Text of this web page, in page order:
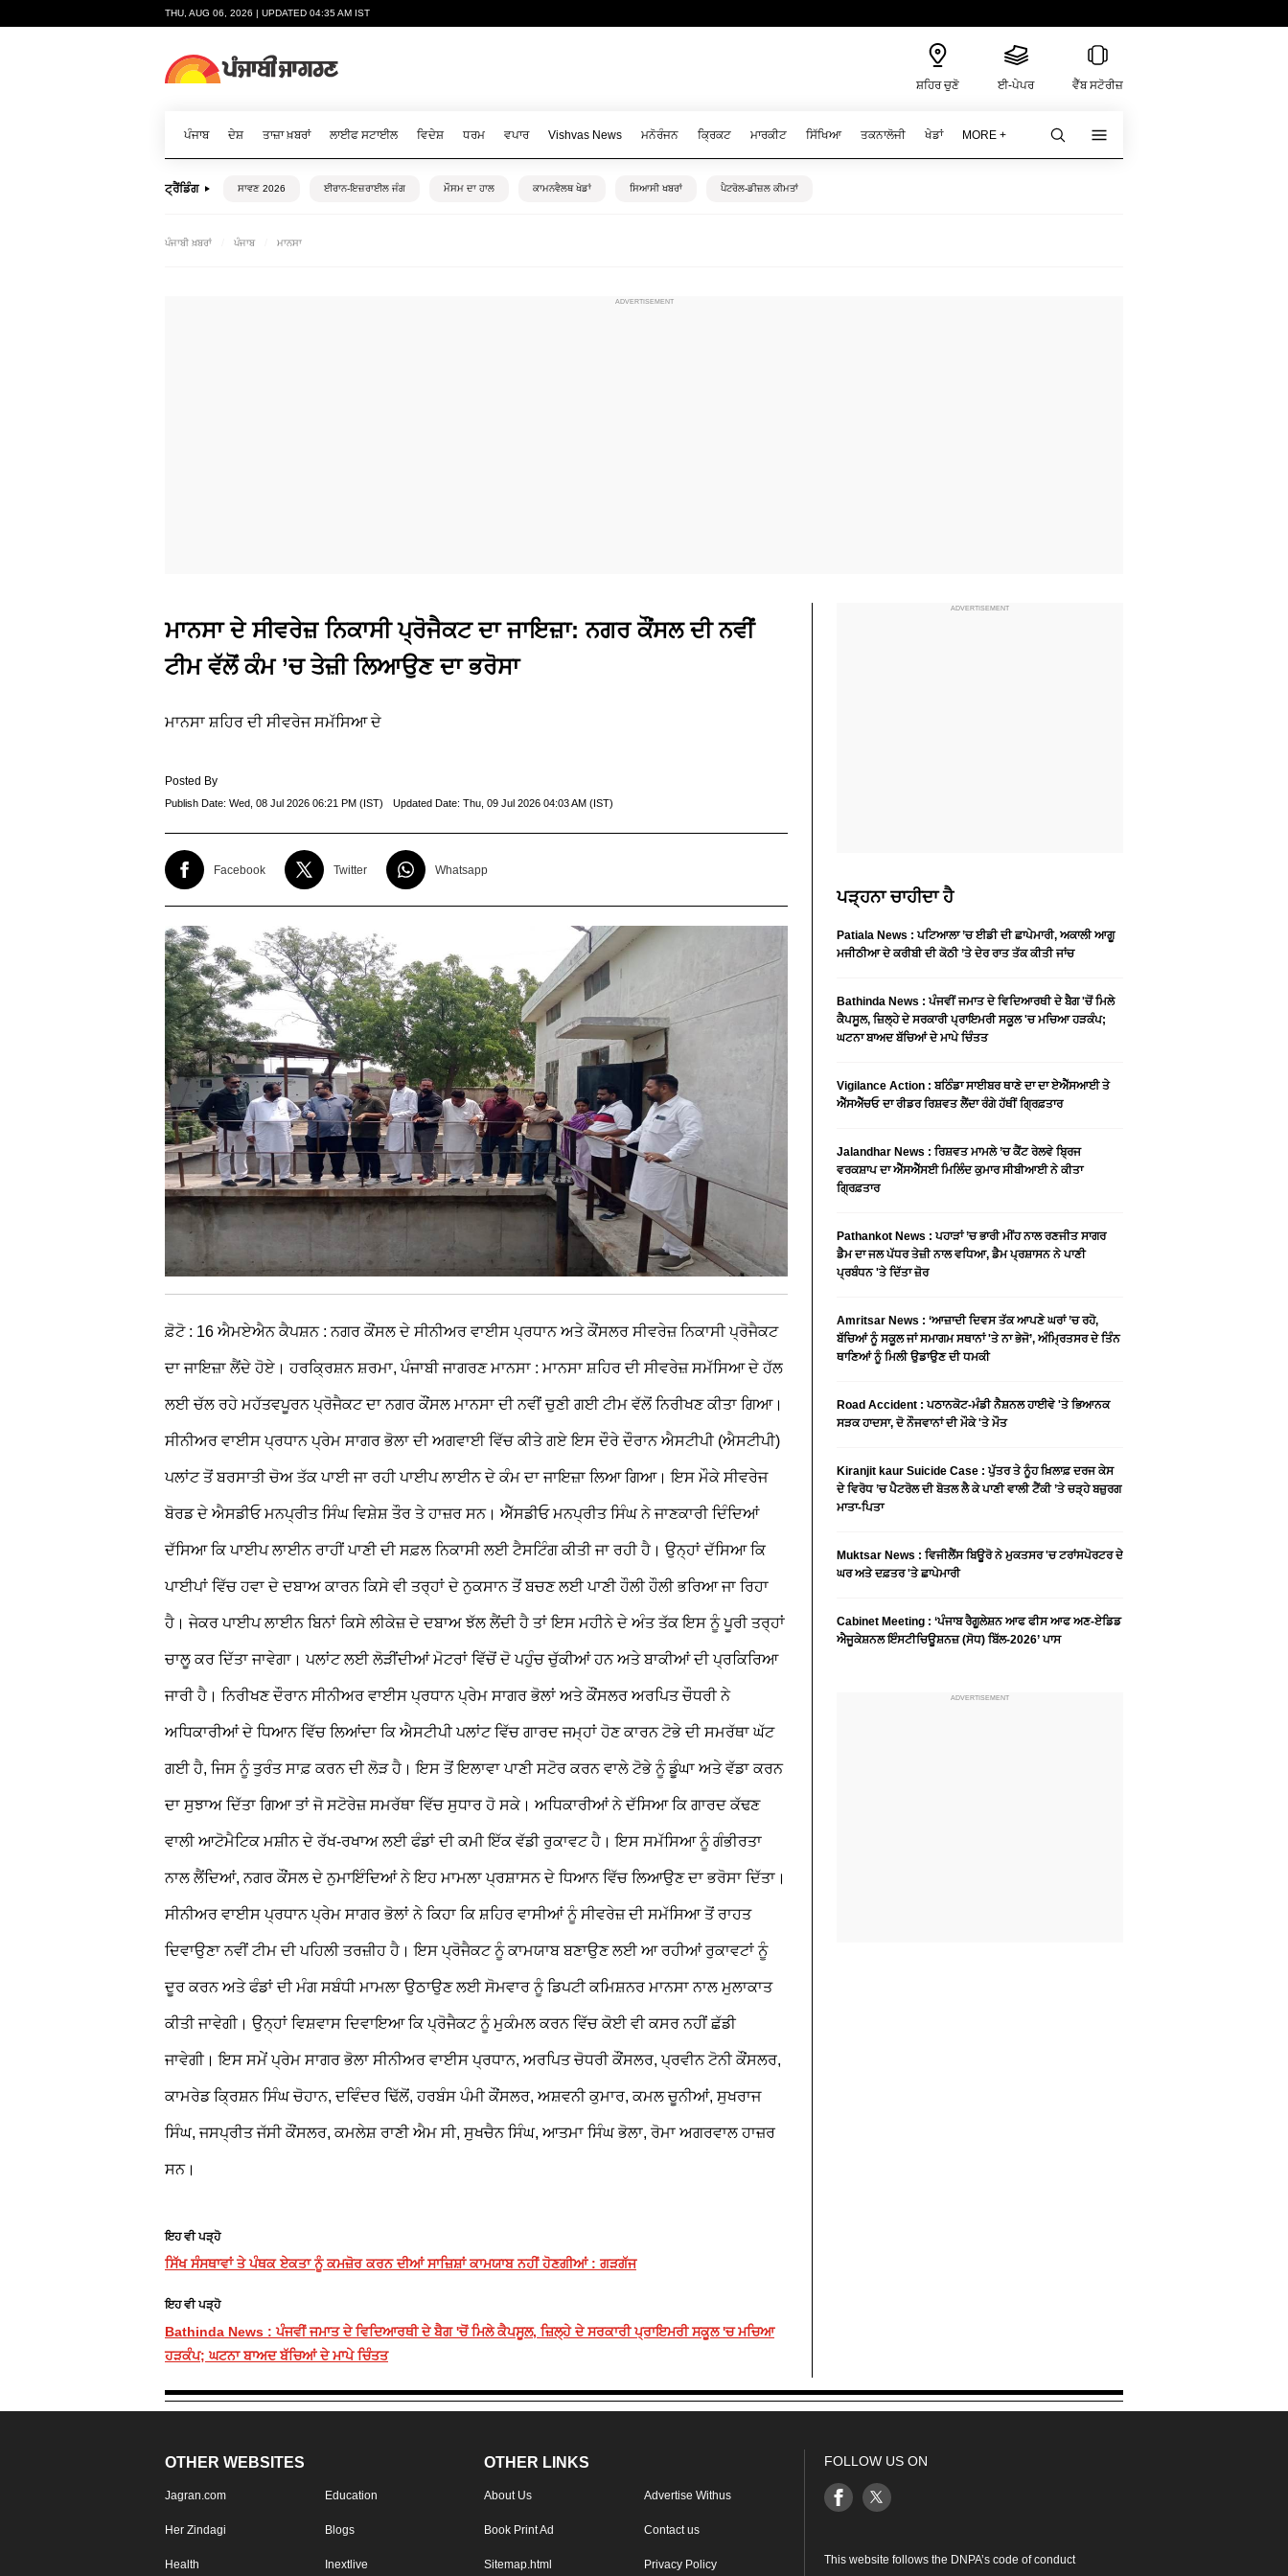
THU, AUG 06, 2026 | UPDATED 04:35 AM IST
ਸ਼ਹਿਰ ਚੁਣੋ ਈ-ਪੇਪਰ ਵੈੱਬ ਸਟੋਰੀਜ਼
ਪੰਜਾਬ ਦੇਸ਼ ਤਾਜ਼ਾ ਖ਼ਬਰਾਂ ਲਾਈਫ ਸਟਾਈਲ ਵਿਦੇਸ਼ ਧਰਮ ਵਪਾਰ Vishvas News ਮਨੋਰੰਜਨ ਕ੍ਰਿਕਟ ਮਾਰਕੀਟ ਸਿੱਖਿਆ ਤਕਨਾਲੋਜੀ ਖੇਡਾਂ MORE +
ਟ੍ਰੈਂਡਿੰਗ ਸਾਵਣ 2026 ਈਰਾਨ-ਇਜ਼ਰਾਈਲ ਜੰਗ ਮੌਸਮ ਦਾ ਹਾਲ ਕਾਮਨਵੈਲਥ ਖੇਡਾਂ ਸਿਆਸੀ ਖਬਰਾਂ ਪੈਟਰੋਲ-ਡੀਜ਼ਲ ਕੀਮਤਾਂ
ਪੰਜਾਬੀ ਖ਼ਬਰਾਂ ਪੰਜਾਬ ਮਾਨਸਾ
ਮਾਨਸਾ ਦੇ ਸੀਵਰੇਜ਼ ਨਿਕਾਸੀ ਪ੍ਰੋਜੈਕਟ ਦਾ ਜਾਇਜ਼ਾ: ਨਗਰ ਕੌਂਸਲ ਦੀ ਨਵੀਂ
ਟੀਮ ਵੱਲੋਂ ਕੰਮ ’ਚ ਤੇਜ਼ੀ ਲਿਆਉਣ ਦਾ ਭਰੋਸਾ
ਮਾਨਸਾ ਸ਼ਹਿਰ ਦੀ ਸੀਵਰੇਜ ਸਮੱਸਿਆ ਦੇ
Posted By
Publish Date: Wed, 08 Jul 2026 06:21 PM (IST) Updated Date: Thu, 09 Jul 2026 04:03 AM (IST)
Facebook Twitter Whatsapp
ਫ਼ੋਟੋ : 16 ਐਮਏਐਨਕੈਪਸ਼ਨ : ਨਗਰ ਕੌਂਸਲ ਦੇ ਸੀਨੀਅਰ ਵਾਈਸ ਪ੍ਰਧਾਨ ਅਤੇ ਕੌਂਸਲਰ ਸੀਵਰੇਜ਼ ਨਿਕਾਸੀ ਪ੍ਰੋਜੈਕਟ
ਦਾ ਜਾਇਜ਼ਾ ਲੈਂਦੇ ਹੋਏ।ਹਰਕ੍ਰਿਸ਼ਨ ਸ਼ਰਮਾ, ਪੰਜਾਬੀ ਜਾਗਰਣਮਾਨਸਾ : ਮਾਨਸਾ ਸ਼ਹਿਰ ਦੀ ਸੀਵਰੇਜ਼ ਸਮੱਸਿਆ ਦੇ ਹੱਲ
ਲਈ ਚੱਲ ਰਹੇ ਮਹੱਤਵਪੂਰਨ ਪ੍ਰੋਜੈਕਟ ਦਾ ਨਗਰ ਕੌਂਸਲ ਮਾਨਸਾ ਦੀ ਨਵੀਂ ਚੁਣੀ ਗਈ ਟੀਮ ਵੱਲੋਂ ਨਿਰੀਖਣ ਕੀਤਾ ਗਿਆ।
ਸੀਨੀਅਰ ਵਾਈਸ ਪ੍ਰਧਾਨ ਪ੍ਰੇਮ ਸਾਗਰ ਭੋਲਾ ਦੀ ਅਗਵਾਈ ਵਿੱਚ ਕੀਤੇ ਗਏ ਇਸ ਦੌਰੇ ਦੌਰਾਨ ਐਸਟੀਪੀ (ਐਸਟੀਪੀ)
ਪਲਾਂਟ ਤੋਂ ਬਰਸਾਤੀ ਚੋਅ ਤੱਕ ਪਾਈ ਜਾ ਰਹੀ ਪਾਈਪ ਲਾਈਨ ਦੇ ਕੰਮ ਦਾ ਜਾਇਜ਼ਾ ਲਿਆ ਗਿਆ। ਇਸ ਮੌਕੇ ਸੀਵਰੇਜ
ਬੋਰਡ ਦੇ ਐਸਡੀਓ ਮਨਪ੍ਰੀਤ ਸਿੰਘ ਵਿਸ਼ੇਸ਼ ਤੌਰ ਤੇ ਹਾਜ਼ਰ ਸਨ। ਐੱਸਡੀਓ ਮਨਪ੍ਰੀਤ ਸਿੰਘ ਨੇ ਜਾਣਕਾਰੀ ਦਿੰਦਿਆਂ
ਦੱਸਿਆ ਕਿ ਪਾਈਪ ਲਾਈਨ ਰਾਹੀਂ ਪਾਣੀ ਦੀ ਸਫ਼ਲ ਨਿਕਾਸੀ ਲਈ ਟੈਸਟਿੰਗ ਕੀਤੀ ਜਾ ਰਹੀ ਹੈ। ਉਨ੍ਹਾਂ ਦੱਸਿਆ ਕਿ
ਪਾਈਪਾਂ ਵਿੱਚ ਹਵਾ ਦੇ ਦਬਾਅ ਕਾਰਨ ਕਿਸੇ ਵੀ ਤਰ੍ਹਾਂ ਦੇ ਨੁਕਸਾਨ ਤੋਂ ਬਚਣ ਲਈ ਪਾਣੀ ਹੌਲੀ ਹੌਲੀ ਭਰਿਆ ਜਾ ਰਿਹਾ
ਹੈ। ਜੇਕਰ ਪਾਈਪ ਲਾਈਨ ਬਿਨਾਂ ਕਿਸੇ ਲੀਕੇਜ਼ ਦੇ ਦਬਾਅ ਝੱਲ ਲੈਂਦੀ ਹੈ ਤਾਂ ਇਸ ਮਹੀਨੇ ਦੇ ਅੰਤ ਤੱਕ ਇਸ ਨੂੰ ਪੂਰੀ ਤਰ੍ਹਾਂ
ਚਾਲੂ ਕਰ ਦਿੱਤਾ ਜਾਵੇਗਾ। ਪਲਾਂਟ ਲਈ ਲੋੜੀਂਦੀਆਂ ਮੋਟਰਾਂ ਵਿੱਚੋਂ ਦੋ ਪਹੁੰਚ ਚੁੱਕੀਆਂ ਹਨ ਅਤੇ ਬਾਕੀਆਂ ਦੀ ਪ੍ਰਕਿਰਿਆ
ਜਾਰੀ ਹੈ। ਨਿਰੀਖਣ ਦੌਰਾਨ ਸੀਨੀਅਰ ਵਾਈਸ ਪ੍ਰਧਾਨ ਪ੍ਰੇਮ ਸਾਗਰ ਭੋਲਾਂ ਅਤੇ ਕੌਂਸਲਰ ਅਰਪਿਤ ਚੌਧਰੀ ਨੇ
ਅਧਿਕਾਰੀਆਂ ਦੇ ਧਿਆਨ ਵਿੱਚ ਲਿਆਂਦਾ ਕਿ ਐਸਟੀਪੀ ਪਲਾਂਟ ਵਿੱਚ ਗਾਰਦ ਜਮ੍ਹਾਂ ਹੋਣ ਕਾਰਨ ਟੋਭੇ ਦੀ ਸਮਰੱਥਾ ਘੱਟ
ਗਈ ਹੈ, ਜਿਸ ਨੂੰ ਤੁਰੰਤ ਸਾਫ਼ ਕਰਨ ਦੀ ਲੋੜ ਹੈ। ਇਸ ਤੋਂ ਇਲਾਵਾ ਪਾਣੀ ਸਟੋਰ ਕਰਨ ਵਾਲੇ ਟੋਭੇ ਨੂੰ ਡੂੰਘਾ ਅਤੇ ਵੱਡਾ ਕਰਨ
ਦਾ ਸੁਝਾਅ ਦਿੱਤਾ ਗਿਆ ਤਾਂ ਜੋ ਸਟੋਰੇਜ਼ ਸਮਰੱਥਾ ਵਿੱਚ ਸੁਧਾਰ ਹੋ ਸਕੇ। ਅਧਿਕਾਰੀਆਂ ਨੇ ਦੱਸਿਆ ਕਿ ਗਾਰਦ ਕੱਢਣ
ਵਾਲੀ ਆਟੋਮੈਟਿਕ ਮਸ਼ੀਨ ਦੇ ਰੱਖ-ਰਖਾਅ ਲਈ ਫੰਡਾਂ ਦੀ ਕਮੀ ਇੱਕ ਵੱਡੀ ਰੁਕਾਵਟ ਹੈ। ਇਸ ਸਮੱਸਿਆ ਨੂੰ ਗੰਭੀਰਤਾ
ਨਾਲ ਲੈਂਦਿਆਂ, ਨਗਰ ਕੌਂਸਲ ਦੇ ਨੁਮਾਇੰਦਿਆਂ ਨੇ ਇਹ ਮਾਮਲਾ ਪ੍ਰਸ਼ਾਸਨ ਦੇ ਧਿਆਨ ਵਿੱਚ ਲਿਆਉਣ ਦਾ ਭਰੋਸਾ ਦਿੱਤਾ।
ਸੀਨੀਅਰ ਵਾਈਸ ਪ੍ਰਧਾਨ ਪ੍ਰੇਮ ਸਾਗਰ ਭੋਲਾਂ ਨੇ ਕਿਹਾ ਕਿ ਸ਼ਹਿਰ ਵਾਸੀਆਂ ਨੂੰ ਸੀਵਰੇਜ਼ ਦੀ ਸਮੱਸਿਆ ਤੋਂ ਰਾਹਤ
ਦਿਵਾਉਣਾ ਨਵੀਂ ਟੀਮ ਦੀ ਪਹਿਲੀ ਤਰਜ਼ੀਹ ਹੈ। ਇਸ ਪ੍ਰੋਜੈਕਟ ਨੂੰ ਕਾਮਯਾਬ ਬਣਾਉਣ ਲਈ ਆ ਰਹੀਆਂ ਰੁਕਾਵਟਾਂ ਨੂੰ
ਦੂਰ ਕਰਨ ਅਤੇ ਫੰਡਾਂ ਦੀ ਮੰਗ ਸਬੰਧੀ ਮਾਮਲਾ ਉਠਾਉਣ ਲਈ ਸੋਮਵਾਰ ਨੂੰ ਡਿਪਟੀ ਕਮਿਸ਼ਨਰ ਮਾਨਸਾ ਨਾਲ ਮੁਲਾਕਾਤ
ਕੀਤੀ ਜਾਵੇਗੀ। ਉਨ੍ਹਾਂ ਵਿਸ਼ਵਾਸ ਦਿਵਾਇਆ ਕਿ ਪ੍ਰੋਜੈਕਟ ਨੂੰ ਮੁਕੰਮਲ ਕਰਨ ਵਿੱਚ ਕੋਈ ਵੀ ਕਸਰ ਨਹੀਂ ਛੱਡੀ
ਜਾਵੇਗੀ। ਇਸ ਸਮੇਂ ਪ੍ਰੇਮ ਸਾਗਰ ਭੋਲਾ ਸੀਨੀਅਰ ਵਾਈਸ ਪ੍ਰਧਾਨ, ਅਰਪਿਤ ਚੋਧਰੀ ਕੌਂਸਲਰ, ਪ੍ਰਵੀਨ ਟੋਨੀ ਕੌਂਸਲਰ,
ਕਾਮਰੇਡ ਕ੍ਰਿਸ਼ਨ ਸਿੰਘ ਚੋਹਾਨ, ਦਵਿੰਦਰ ਢਿੱਲੋਂ, ਹਰਬੰਸ ਪੰਮੀ ਕੌਂਸਲਰ, ਅਸ਼ਵਨੀ ਕੁਮਾਰ, ਕਮਲ ਚੂਨੀਆਂ, ਸੁਖਰਾਜ
ਸਿੰਘ, ਜਸਪ੍ਰੀਤ ਜੱਸੀ ਕੌਂਸਲਰ, ਕਮਲੇਸ਼ ਰਾਣੀ ਐਮ ਸੀ, ਸੁਖਚੈਨ ਸਿੰਘ, ਆਤਮਾ ਸਿੰਘ ਭੋਲਾ, ਰੋਮਾ ਅਗਰਵਾਲ ਹਾਜ਼ਰ
ਸਨ।
ਇਹ ਵੀ ਪੜ੍ਹੋ
ਸਿੱਖ ਸੰਸਥਾਵਾਂ ਤੇ ਪੰਥਕ ਏਕਤਾ ਨੂੰ ਕਮਜ਼ੋਰ ਕਰਨ ਦੀਆਂ ਸਾਜ਼ਿਸ਼ਾਂ ਕਾਮਯਾਬ ਨਹੀਂ ਹੋਣਗੀਆਂ : ਗੜਗੱਜ
ਇਹ ਵੀ ਪੜ੍ਹੋ
Bathinda News : ਪੰਜਵੀਂ ਜਮਾਤ ਦੇ ਵਿਦਿਆਰਥੀ ਦੇ ਬੈਗ 'ਚੋਂ ਮਿਲੇ ਕੈਪਸੂਲ, ਜ਼ਿਲ੍ਹੇ ਦੇ ਸਰਕਾਰੀ ਪ੍ਰਾਇਮਰੀ ਸਕੂਲ 'ਚ ਮਚਿਆ
ਹੜਕੰਪ; ਘਟਨਾ ਬਾਅਦ ਬੱਚਿਆਂ ਦੇ ਮਾਪੇ ਚਿੰਤਤ
ਪੜ੍ਹਨਾ ਚਾਹੀਦਾ ਹੈ
Patiala News : ਪਟਿਆਲਾ ’ਚ ਈਡੀ ਦੀ ਛਾਪੇਮਾਰੀ, ਅਕਾਲੀ ਆਗੂ
ਮਜੀਠੀਆ ਦੇ ਕਰੀਬੀ ਦੀ ਕੋਠੀ ’ਤੇ ਦੇਰ ਰਾਤ ਤੱਕ ਕੀਤੀ ਜਾਂਚ
Bathinda News : ਪੰਜਵੀਂ ਜਮਾਤ ਦੇ ਵਿਦਿਆਰਥੀ ਦੇ ਬੈਗ 'ਚੋਂ ਮਿਲੇ
ਕੈਪਸੂਲ, ਜ਼ਿਲ੍ਹੇ ਦੇ ਸਰਕਾਰੀ ਪ੍ਰਾਇਮਰੀ ਸਕੂਲ 'ਚ ਮਚਿਆ ਹੜਕੰਪ;
ਘਟਨਾ ਬਾਅਦ ਬੱਚਿਆਂ ਦੇ ਮਾਪੇ ਚਿੰਤਤ
Vigilance Action : ਬਠਿੰਡਾ ਸਾਈਬਰ ਥਾਣੇ ਦਾ ਦਾ ਏਐੱਸਆਈ ਤੇ
ਐੱਸਐੱਚਓ ਦਾ ਰੀਡਰ ਰਿਸ਼ਵਤ ਲੈਂਦਾ ਰੰਗੇ ਹੱਥੀਂ ਗ੍ਰਿਫ਼ਤਾਰ
Jalandhar News : ਰਿਸ਼ਵਤ ਮਾਮਲੇ ’ਚ ਕੈਂਟ ਰੇਲਵੇ ਬ੍ਰਿਜ
ਵਰਕਸ਼ਾਪ ਦਾ ਐੱਸਐੱਸਈ ਮਿਲਿੰਦ ਕੁਮਾਰ ਸੀਬੀਆਈ ਨੇ ਕੀਤਾ
ਗ੍ਰਿਫ਼ਤਾਰ
Pathankot News : ਪਹਾੜਾਂ ’ਚ ਭਾਰੀ ਮੀਂਹ ਨਾਲ ਰਣਜੀਤ ਸਾਗਰ
ਡੈਮ ਦਾ ਜਲ ਪੱਧਰ ਤੇਜ਼ੀ ਨਾਲ ਵਧਿਆ, ਡੈਮ ਪ੍ਰਸ਼ਾਸਨ ਨੇ ਪਾਣੀ
ਪ੍ਰਬੰਧਨ 'ਤੇ ਦਿੱਤਾ ਜ਼ੋਰ
Amritsar News : ‘ਆਜ਼ਾਦੀ ਦਿਵਸ ਤੱਕ ਆਪਣੇ ਘਰਾਂ ’ਚ ਰਹੋ,
ਬੱਚਿਆਂ ਨੂੰ ਸਕੂਲ ਜਾਂ ਸਮਾਗਮ ਸਥਾਨਾਂ 'ਤੇ ਨਾ ਭੇਜੋ’, ਅੰਮ੍ਰਿਤਸਰ ਦੇ ਤਿੰਨ
ਥਾਣਿਆਂ ਨੂੰ ਮਿਲੀ ਉਡਾਉਣ ਦੀ ਧਮਕੀ
Road Accident : ਪਠਾਨਕੋਟ-ਮੰਡੀ ਨੈਸ਼ਨਲ ਹਾਈਵੇ 'ਤੇ ਭਿਆਨਕ
ਸੜਕ ਹਾਦਸਾ, ਦੋ ਨੌਜਵਾਨਾਂ ਦੀ ਮੌਕੇ 'ਤੇ ਮੌਤ
Kiranjit kaur Suicide Case : ਪੁੱਤਰ ਤੇ ਨੂੰਹ ਖ਼ਿਲਾਫ਼ ਦਰਜ ਕੇਸ
ਦੇ ਵਿਰੋਧ ’ਚ ਪੈਟਰੋਲ ਦੀ ਬੋਤਲ ਲੈ ਕੇ ਪਾਣੀ ਵਾਲੀ ਟੈਂਕੀ ’ਤੇ ਚੜ੍ਹੇ ਬਜ਼ੁਰਗ
ਮਾਤਾ-ਪਿਤਾ
Muktsar News : ਵਿਜੀਲੈਂਸ ਬਿਊਰੋ ਨੇ ਮੁਕਤਸਰ 'ਚ ਟਰਾਂਸਪੋਰਟਰ ਦੇ
ਘਰ ਅਤੇ ਦਫ਼ਤਰ 'ਤੇ ਛਾਪੇਮਾਰੀ
Cabinet Meeting : ‘ਪੰਜਾਬ ਰੈਗੂਲੇਸ਼ਨ ਆਫ ਫੀਸ ਆਫ ਅਣ-ਏਡਿਡ
ਐਜੂਕੇਸ਼ਨਲ ਇੰਸਟੀਚਿਊਸ਼ਨਜ਼ (ਸੋਧ) ਬਿੱਲ-2026’ ਪਾਸ
OTHER WEBSITES
Jagran.com Education
Her Zindagi Blogs
Health Inextlive
OTHER LINKS
About Us Advertise Withus
Book Print Ad Contact us
Sitemap.html Privacy Policy
FOLLOW US ON
This website follows the DNPA’s code of conduct